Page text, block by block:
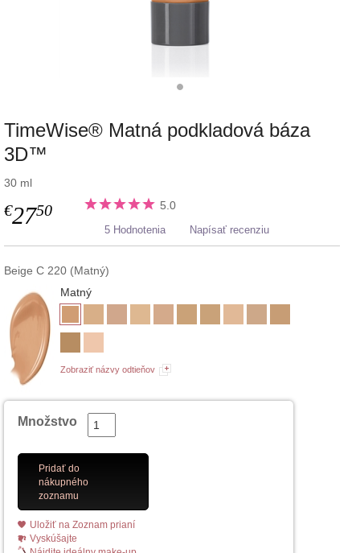
TimeWise® Matná podkladová báza
3D™
30 ml
€2750 5.0
5 Hodnotenia Napísať recenziu
Beige C 220 (Matný)
Matný
Zobraziť názvy odtieňov
Množstvo
Pridať do
nákupného
zoznamu
Uložiť na Zoznam prianí
Vyskúšajte